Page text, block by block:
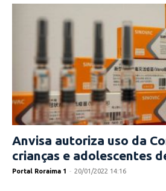
Anvisa autoriza uso da
crianças e adolescentes
Portal Roraima 1 - 20/01/2022 14:16